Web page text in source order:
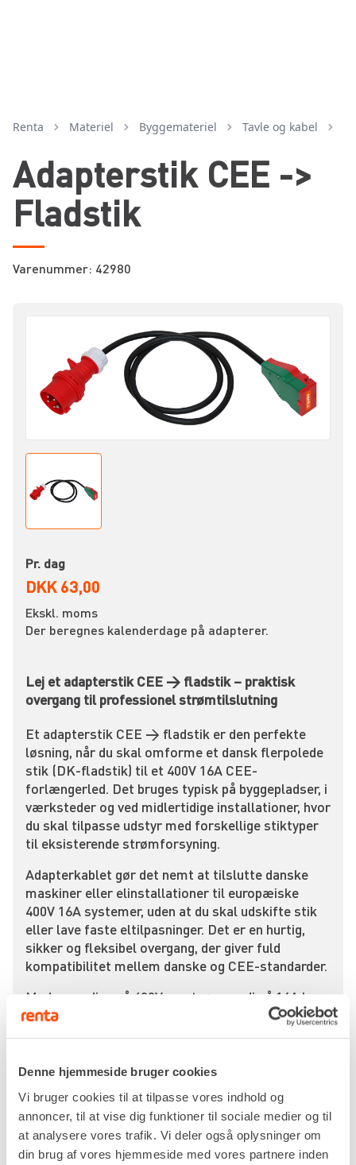
Denne hjemmeside bruger cookies
Vi bruger cookies til at tilpasse vores indhold og
annoncer, til at vise dig funktioner til sociale medier og til
at analysere vores trafik. Vi deler også oplysninger om
din brug af vores hjemmeside med vores partnere inden
Renta Materiel byggemateriel tavle og kabel
Adapterstik CEE ->
Fladstik
Varenummer: 42980
Pr. dag
DKK 63,00
Ekskl. moms
Der beregnes kalenderdage på adapterer.
Lej et adapterstik CEE → fladstik – praktisk
overgang til professionel strømtilslutning
Et adapterstik CEE → fladstik er den perfekte
løsning, når du skal omforme et dansk flerpolede
stik (DK-fladstik) til et 400V 16A CEE-
forlængerled. Det bruges typisk på byggepladser, i
værksteder og ved midlertidige installationer, hvor
du skal tilpasse udstyr med forskellige stiktyper
til eksisterende strømforsyning.
Adapterkablet gør det nemt at tilslutte danske
maskiner eller elinstallationer til europæiske
400V 16A systemer, uden at du skal udskifte stik
eller lave faste eltilpasninger. Det er en hurtig,
sikker og fleksibel overgang, der giver fuld
kompatibilitet mellem danske og CEE-standarder.
Med spænding på 400V og strømværdi på 16A kan
adapterstikket håndtere professionelt elværktøj,
sikrer, at adapteren er støv- og fugtbestandig,
udendørs brug.
Fordele ved at leje et CEE → fladstik
adapterkabel hos Renta: